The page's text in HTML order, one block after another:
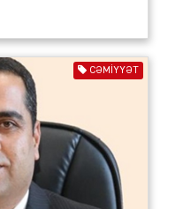
CƏMIYYƏT